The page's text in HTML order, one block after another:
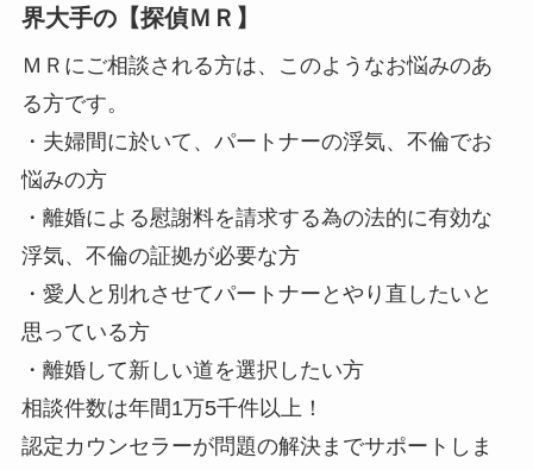
界大手の【探偵ＭＲ】
ＭＲにご相談される方は、このようなお悩みのあ
る方です。
・夫婦間に於いて、パートナーの浮気、不倫でお
悩みの方
・離婚による慰謝料を請求する為の法的に有効な
浮気、不倫の証拠が必要な方
・愛人と別れさせてパートナーとやり直したいと
思っている方
・離婚して新しい道を選択したい方
相談件数は年間1万5千件以上！
認定カウンセラーが問題の解決までサポートしま